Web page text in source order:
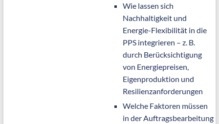
Wie lassen sich
Nachhaltigkeit und
Energie-Flexibilität in die
PPS integrieren – z. B.
durch Berücksichtigung
von Energiepreisen,
Eigenproduktion und
Resilienzanforderungen
Welche Faktoren müssen
in der Auftragsbearbeitung